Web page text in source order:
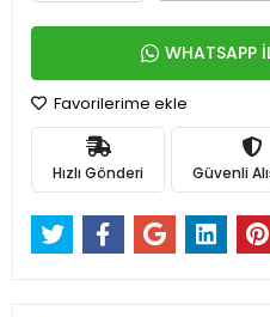
WHATSAPP
Favorilerime ekle
Hızlı Gönderi Güvenli